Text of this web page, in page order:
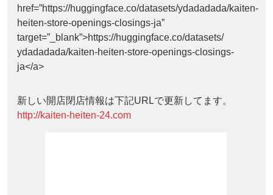
href=”https://huggingface.co/datasets/ydadadada/kaiten-
heiten-store-openings-closings-ja”
target=”_blank”>https://huggingface.co/datasets/
ydadadada/kaiten-heiten-store-openings-closings-
ja</a>
新しい開店閉店情報は下記URLで更新してます。
http://kaiten-heiten-24.com